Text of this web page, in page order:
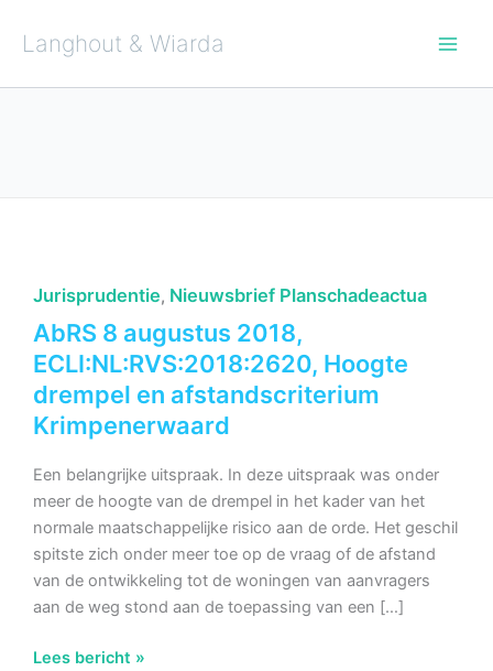
inhoudLanghout & Wiarda
Jurisprudentie, Nieuwsbrief Planschadeactua
AbRS 8 augustus 2018,
ECLI:NL:RVS:2018:2620, Hoogte
drempel en afstandscriterium
Krimpenerwaard
Een belangrijke uitspraak. In deze uitspraak was onder
meer de hoogte van de drempel in het kader van het
normale maatschappelijke risico aan de orde. Het geschil
spitste zich onder meer toe op de vraag of de afstand
van de ontwikkeling tot de woningen van aanvragers
aan de weg stond aan de toepassing van een […]
AbRS
Lees bericht »